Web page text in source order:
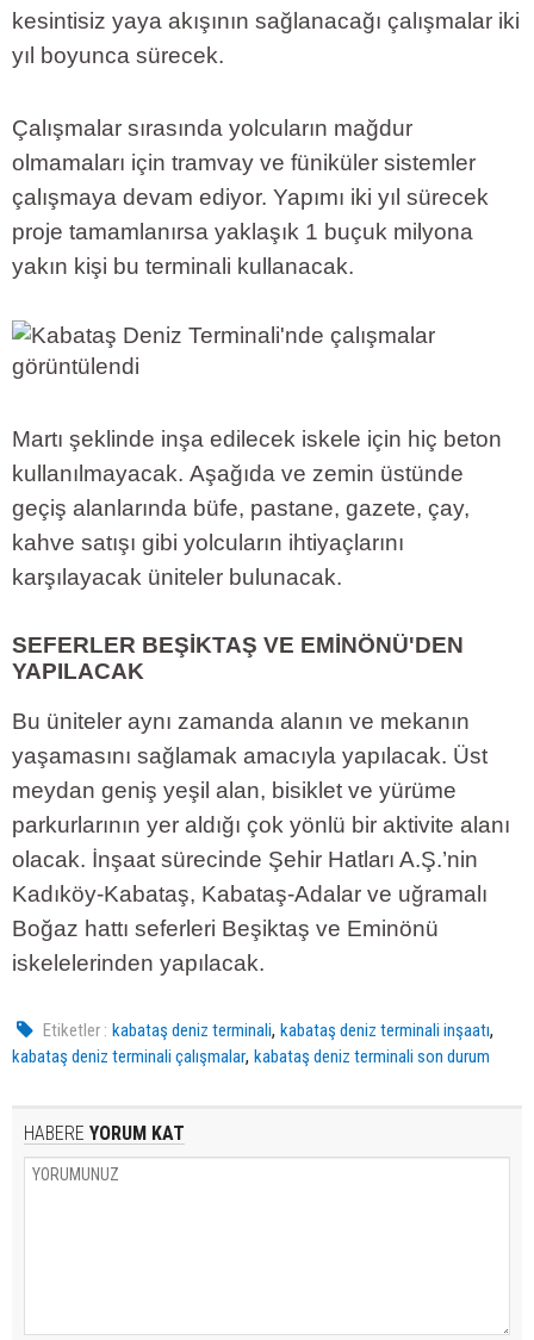
kesintisiz yaya akışının sağlanacağı çalışmalar iki
yıl boyunca sürecek.
Çalışmalar sırasında yolcuların mağdur
olmamaları için tramvay ve füniküler sistemler
çalışmaya devam ediyor. Yapımı iki yıl sürecek
proje tamamlanırsa yaklaşık 1 buçuk milyona
yakın kişi bu terminali kullanacak.
Martı şeklinde inşa edilecek iskele için hiç beton
kullanılmayacak. Aşağıda ve zemin üstünde
geçiş alanlarında büfe, pastane, gazete, çay,
kahve satışı gibi yolcuların ihtiyaçlarını
karşılayacak üniteler bulunacak.
SEFERLER BEŞİKTAŞ VE EMİNÖNÜ'DEN
YAPILACAK
Bu üniteler aynı zamanda alanın ve mekanın
yaşamasını sağlamak amacıyla yapılacak. Üst
meydan geniş yeşil alan, bisiklet ve yürüme
parkurlarının yer aldığı çok yönlü bir aktivite alanı
olacak. İnşaat sürecinde Şehir Hatları A.Ş.’nin
Kadıköy-Kabataş, Kabataş-Adalar ve uğramalı
Boğaz hattı seferleri Beşiktaş ve Eminönü
iskelelerinden yapılacak.
Etiketler : kabataş deniz terminali,kabataş deniz terminali inşaatı,
kabataş deniz terminali çalışmalar, kabataş deniz terminali son durum
HABERE YORUM KAT